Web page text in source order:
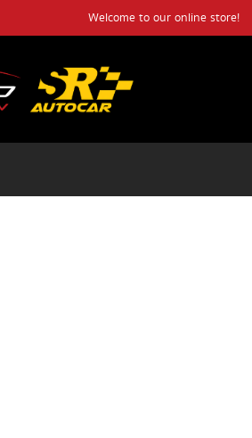
Welcome to our online store!
ค้นหา